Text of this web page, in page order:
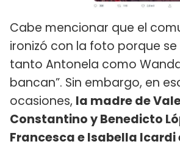
Cabe mencionar que el
ironizó con la foto porque
tanto Antonela como
bancan”. Sin embargo, en
ocasiones, la madre de
Constantino y Benedicto
Francesca e Isabella